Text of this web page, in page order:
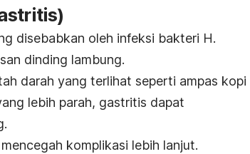
disebabkan oleh infeksi bakteri H.
dinding lambung.
darah yang terlihat seperti ampas kopi
lebih parah, gastritis dapat
komplikasi lebih lanjut.